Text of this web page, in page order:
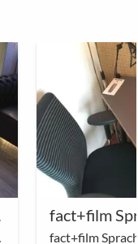
fact+film
fact+film